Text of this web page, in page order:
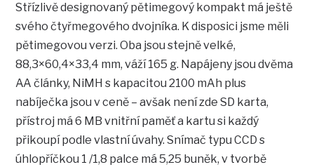
Střízlivě designovaný pětimegový kompakt má ještě
svého čtyřmegového dvojníka. K disposici jsme měli
pětimegovou verzi. Oba jsou stejně velké,
88,3×60,4×33,4 mm, váží 165 g. Napájeny jsou dvěma
AA články, NiMH s kapacitou 2100 mAh plus
nabíječka jsou v ceně – avšak není zde SD karta,
přístroj má 6 MB vnitřní paměť a kartu si každý
přikoupí podle vlastní úvahy. Snímač typu CCD s
úhlopříčkou 1 /1,8 palce má 5,25 buněk, v tvorbě